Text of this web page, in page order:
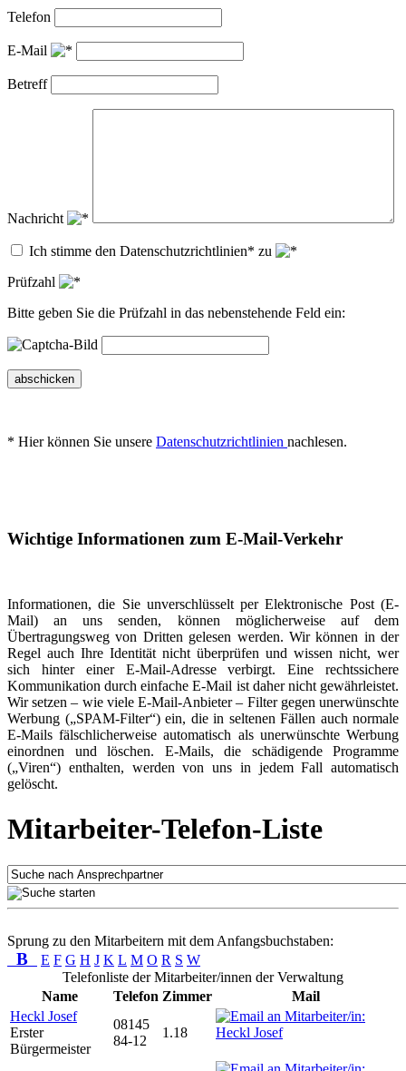
Telefon
E-Mail
Betreff
Nachricht
Ich stimme den Datenschutzrichtlinien* zu
Prüfzahl
Bitte geben Sie die Prüfzahl in das nebenstehende Feld ein:
abschicken
* Hier können Sie unsere Datenschutzrichtlinien nachlesen.
Wichtige Informationen zum E-Mail-Verkehr
Informationen, die Sie unverschlüsselt per Elektronische Post (E-
Mail) an uns senden, können möglicherweise auf dem
Übertragungsweg von Dritten gelesen werden. Wir können in der
Regel auch Ihre Identität nicht überprüfen und wissen nicht, wer
sich hinter einer E-Mail-Adresse verbirgt. Eine rechtssichere
Kommunikation durch einfache E-Mail ist daher nicht gewährleistet.
Wir setzen – wie viele E-Mail-Anbieter – Filter gegen unerwünschte
Werbung („SPAM-Filter“) ein, die in seltenen Fällen auch normale
E-Mails fälschlicherweise automatisch als unerwünschte Werbung
einordnen und löschen. E-Mails, die schädigende Programme
(„Viren“) enthalten, werden von uns in jedem Fall automatisch
gelöscht.
Mitarbeiter-Telefon-Liste
Sprung zu den Mitarbeitern mit dem Anfangsbuchstaben:
B E F G H J K L M O R S W
Telefonliste der Mitarbeiter/innen der Verwaltung
Name
Telefon Zimmer
Mail
Heckl Josef
Erster
Bürgermeister
08145
84-12
1.18